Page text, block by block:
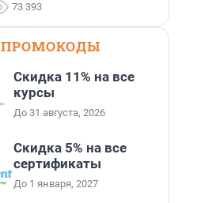
73 393
ПРОМОКОДЫ
Скидка 11% на все
курсы
До 31 августа, 2026
Скидка 5% на все
сертификаты
До 1 января, 2027